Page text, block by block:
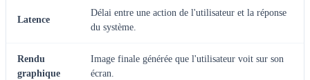
Latence
Délai entre une action de l'utilisateur et la réponse
du système.
Rendu
graphique
Image finale générée que l'utilisateur voit sur son
écran.